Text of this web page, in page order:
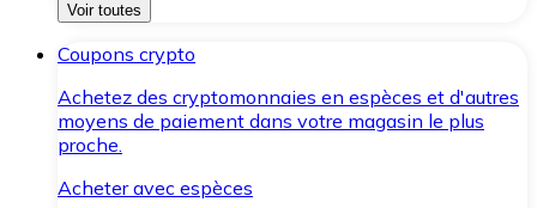
Voir toutes
Coupons crypto
Achetez des cryptomonnaies en espèces et d'autres
moyens de paiement dans votre magasin le plus
proche.
Acheter avec espèces